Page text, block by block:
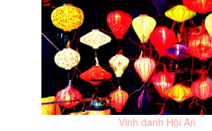
Vinh danh Hội An